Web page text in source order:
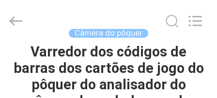
CASA
PRODUTOS
Cheat
Center.
Câmera do pôquer
Varredor dos códigos de
barras dos cartões de jogo do
pôquer do analisador do